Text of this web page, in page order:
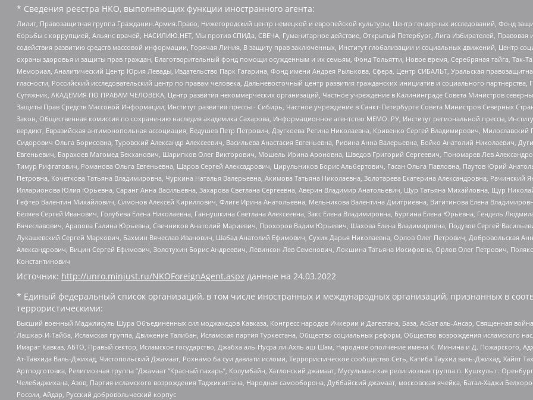
* Сведения реестра НКО, выполняющих функции иностранного агента:
Лилит, Правозащитная группа Гражданин.Армия.Право, Нижегородский центр немецкой и европейской культуры, Центр гендерных исследований, Фонд
борьбы с коррупцией, Альянс врачей, НАСИЛИЮ.НЕТ, Мы против СПИДа, СВЕЧА, Гуманитарное действие, Открытый Петербург, Лига Избирателей, Правовая
содействия развитию средств массовой информации, Горячая Линия, В защиту прав заключенных, Институт глобализации и социальных движений, Центр
охраны здоровья и защиты прав граждан, Благотворительный фонд помощи осужденным и их семьям, Фонд Тольятти, Новое время, Серебряная тайга, Так-
Мемориал, Аналитический Центр Юрия Левады, Издательство Парк Гагарина, Фонд имени Андрея Рылькова, Сфера, Центр СИБАЛЬТ, Уральская
гласности, Российский исследовательский центр по правам человека, Дальневосточный центр развития гражданских инициатив и социального
Сутяжник, АКАДЕМИЯ ПО ПРАВАМ ЧЕЛОВЕКА, Центр развития некоммерческих организаций, Частное учреждение в Калининграде Совета Министров
Защиты Прав Средств Массовой Информации, Институт развития прессы - Сибирь, Частное учреждение в Санкт-Петербурге Совета Министров Северных
Закон, Общественная комиссия по сохранению наследия академика Сахарова, Информационное агентство МЕМО. РУ, Институт региональной прессы,
вердикт, Евразийская антимонопольная ассоциация, Бедушев Петр Петрович, Дзугкоева Регина Николаевна, Кривенко Сергей Владимирович,
Сидорович Ольга Борисовна, Туровский Александр Алексеевич, Васильева Анастасия Евгеньевна, Ривина Анна Валерьевна, Бойко Анатолий Николаевич,
Евгеньевич, Барахоев Магомед Бекханович, Шарипков Олег Викторович, Мошель Ирина Ароновна, Шведов Григорий Сергеевич, Пономарев Лев
Тимур Рифгатович, Романова Ольга Евгеньевна, Щаров Сергей Алексадрович, Цирульников Борис Альбертович, Гасан Ольга Павловна, Паутов Юрий
Петровна, Кочеткова Татьяна Владимировна, Чуркина Наталья Валерьевна, Акимова Татьяна Николаевна, Золотарева Екатерина Александровна,
Илларионова Юлия Юрьевна, Саранг Анна Васильевна, Захарова Светлана Сергеевна, Аверин Владимир Анатольевич, Щур Татьяна Михайловна, Щур
Гефтер Валентин Михайлович, Симонов Алексей Кириллович, Флиге Ирина Анатольевна, Мельникова Валентина Дмитриевна, Вититинова Елена
Беляев Сергей Иванович, Голубева Елена Николаевна, Ганнушкина Светлана Алексеевна, Закс Елена Владимировна, Буртина Елена Юрьевна, Гендель
Вячеславович, Арапова Галина Юрьевна, Свечников Анатолий Мариевич, Прохоров Вадим Юрьевич, Шахова Елена Владимировна, Подузов Сергей
Лукашевский Сергей Маркович, Бахмин Вячеслав Иванович, Шабад Анатолий Ефимович, Сухих Дарья Николаевна, Орлов Олег Петрович, Добровольская
Александрович, Вицин Сергей Ефимович, Золотухин Борис Андреевич, Левинсон Лев Семенович, Локшина Татьяна Иосифовна, Орлов Олег Петрович,
Константинович
Источник: http://unro.minjust.ru/NKOForeignAgent.aspx данные на 24.03.2022
* Единый федеральный список организаций, в том числе иностранных и международных организаций, признанных в
террористическими:
Высший военный Маджлисуль Шура Объединенных сил моджахедов Кавказа, Конгресс народов Ичкерии и Дагестана, База, Асбат аль-Ансар, Священная
Лашкар-И-Тайба, Исламская группа, Движение Талибан, Исламская партия Туркестана, Общество социальных реформ, Общество возрождения исламского
Имарат Кавказ, АБТО, Правый сектор, Исламское государство, Джабха аль-Нусра ли-Ахль аш-Шам, Народное ополчение имени К. Минина и Д. Пожарского,
Ат-Тавхида Валь-Джихад, Чистопольский Джамаат, Рохнамо ба суи давлати исломи, Террористическое сообщество Сеть, Катиба Таухид валь-Джихад,
Артподготовка, Религиозная группа “Джамаат “Красный пахарь”, Колумбайн, Хатлонский джамаат, Мусульманская религиозная группа п. Кушкуль г.
Челебиджихана, Азов, Партия исламского возрождения Таджикистана, Народная самооборона, Дуббайский джамаат, московская ячейка, Батал-Хаджи
России, Айдар, Русский добровольческий корпус